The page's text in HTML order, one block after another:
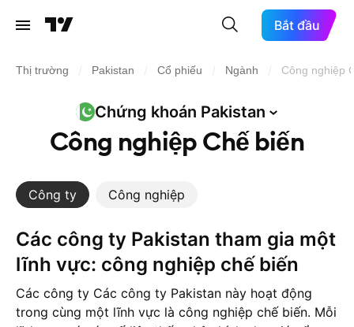
Bắt đầu
Thị trường Pakistan Cổ phiếu Ngành Công nghiệp
Chứng khoán Pakistan
Công nghiệp Chế biến
Công ty Công nghiệp
Các công ty Pakistan tham gia một
lĩnh vực: công nghiệp chế biến
Các công ty Các công ty Pakistan này hoạt động
trong cùng một lĩnh vực là công nghiệp chế biến. Mỗi